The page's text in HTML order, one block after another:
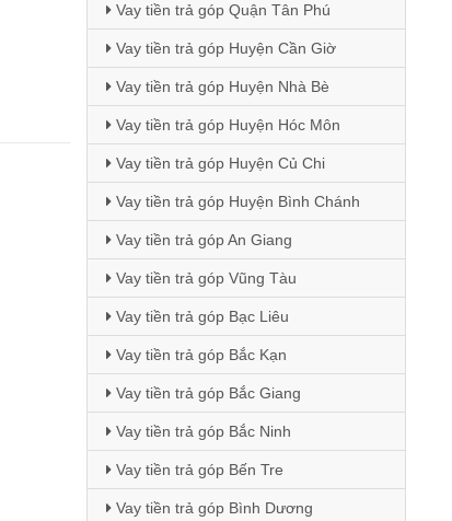
Vay tiền trả góp Quận Tân Phú
Vay tiền trả góp Huyện Cần Giờ
Vay tiền trả góp Huyện Nhà Bè
Vay tiền trả góp Huyện Hóc Môn
Vay tiền trả góp Huyện Củ Chi
Vay tiền trả góp Huyện Bình Chánh
Vay tiền trả góp An Giang
Vay tiền trả góp Vũng Tàu
Vay tiền trả góp Bạc Liêu
Vay tiền trả góp Bắc Kạn
Vay tiền trả góp Bắc Giang
Vay tiền trả góp Bắc Ninh
Vay tiền trả góp Bến Tre
Vay tiền trả góp Bình Dương